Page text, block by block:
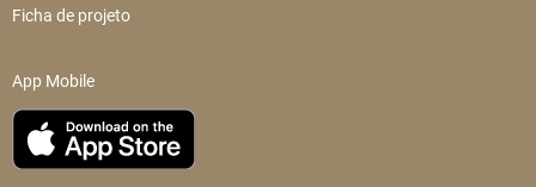
Ficha de projeto
App Mobile